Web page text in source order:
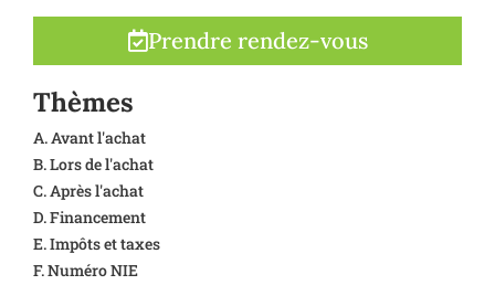
Prendre rendez-vous
Thèmes
A. Avant l'achat
B. Lors de l'achat
C. Après l'achat
D. Financement
E. Impôts et taxes
F. Numéro NIE